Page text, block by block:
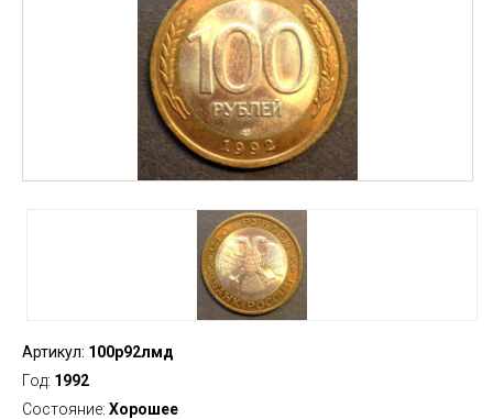
Артикул: 100р92лмд
Год: 1992
Состояние: Хорошее